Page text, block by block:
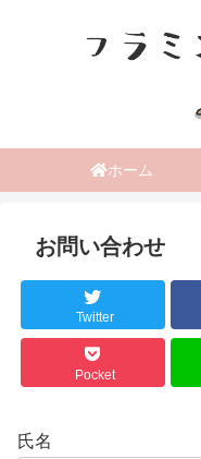
ホーム
お問い合わせ
Twitter
Pocket
氏名